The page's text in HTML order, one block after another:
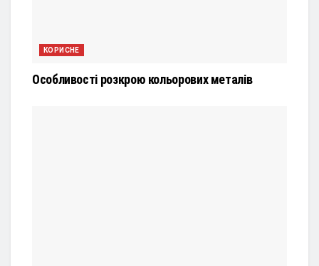
КОРИСНЕ
Особливості розкрою кольорових металів